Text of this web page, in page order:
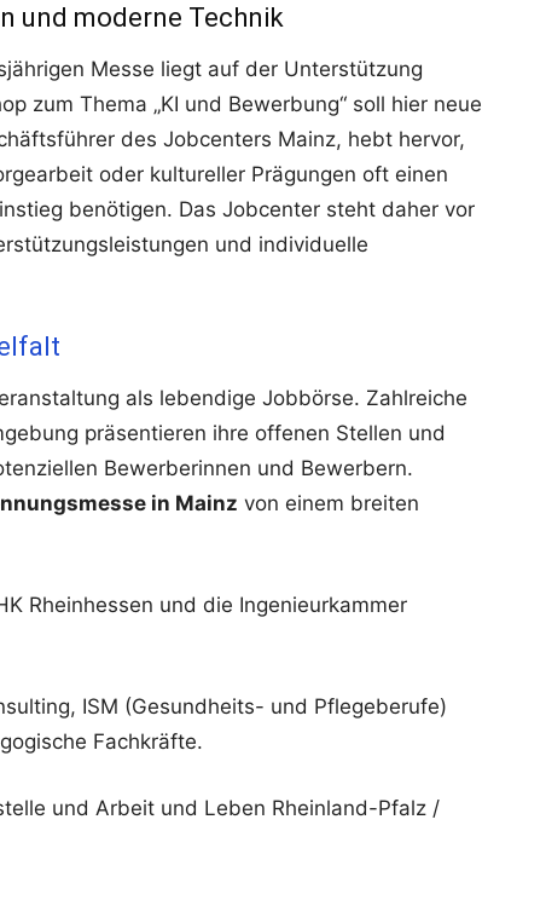
und moderne Technik
Messe liegt auf der Unterstützung
zum Thema „KI und Bewerbung“ soll hier neue
des Jobcenters Mainz, hebt hervor,
oder kultureller Prägungen oft einen
benötigen. Das Jobcenter steht daher vor
und individuelle
als lebendige Jobbörse. Zahlreiche
präsentieren ihre offenen Stellen und
Bewerberinnen und Bewerbern.
in Mainz von einem breiten
Rheinhessen und die Ingenieurkammer
ISM (Gesundheits- und Pflegeberufe)
Fachkräfte.
und Arbeit und Leben Rheinland-Pfalz /